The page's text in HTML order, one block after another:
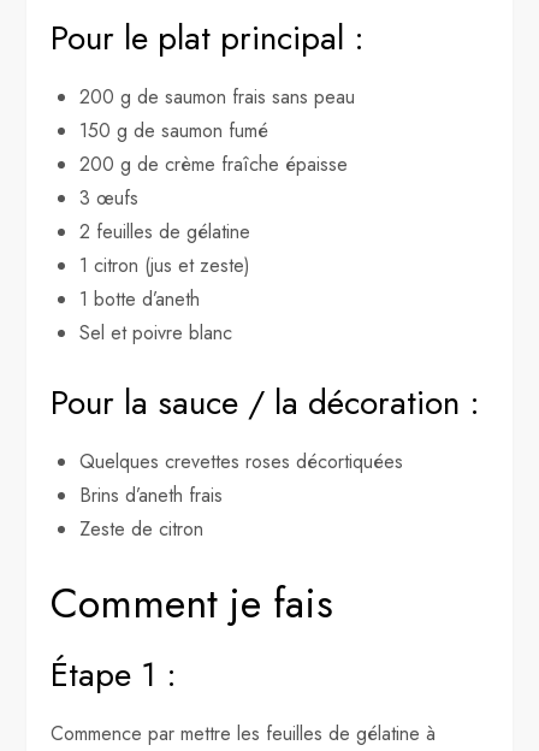
Pour le plat principal :
200 g de saumon frais sans peau
150 g de saumon fumé
200 g de crème fraîche épaisse
3 œufs
2 feuilles de gélatine
1 citron (jus et zeste)
1 botte d’aneth
Sel et poivre blanc
Pour la sauce / la décoration :
Quelques crevettes roses décortiquées
Brins d’aneth frais
Zeste de citron
Comment je fais
Étape 1 :
Commence par mettre les feuilles de gélatine à